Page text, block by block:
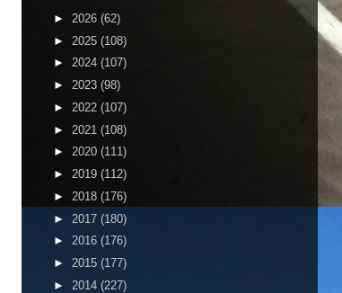
► 2026 (62)
► 2025 (108)
► 2024 (107)
► 2023 (98)
► 2022 (107)
► 2021 (108)
► 2020 (111)
► 2019 (112)
► 2018 (176)
► 2017 (180)
► 2016 (176)
► 2015 (177)
► 2014 (227)